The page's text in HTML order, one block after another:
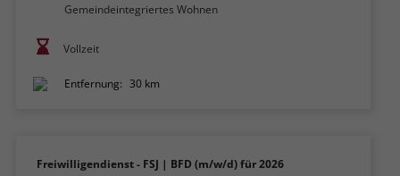
Gemeindeintegriertes Wohnen
Vollzeit
Entfernung: 30 km
Freiwilligendienst - FSJ | BFD (m/w/d) für 2026